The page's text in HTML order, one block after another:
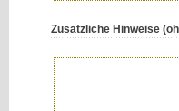
Zusätzliche Hinweise